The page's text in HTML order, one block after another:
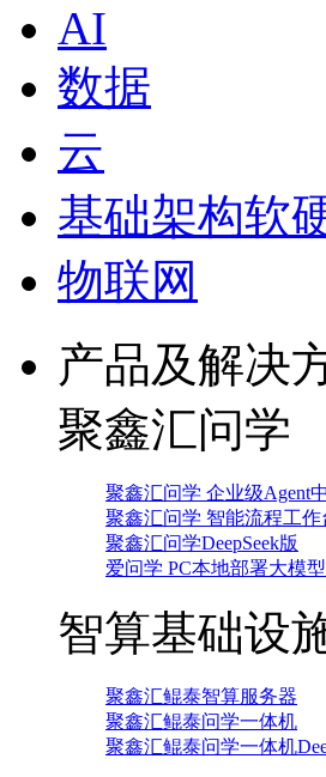
AI
数据
云
基础架构软
物联网
产品及解决
聚鑫汇问学
聚鑫汇问学 企业级Agent
聚鑫汇问学 智能流程工作
聚鑫汇问学DeepSeek版
爱问学 PC本地部署大模型
智算基础设
聚鑫汇鲲泰智算服务器
聚鑫汇鲲泰问学一体机
聚鑫汇鲲泰问学一体机